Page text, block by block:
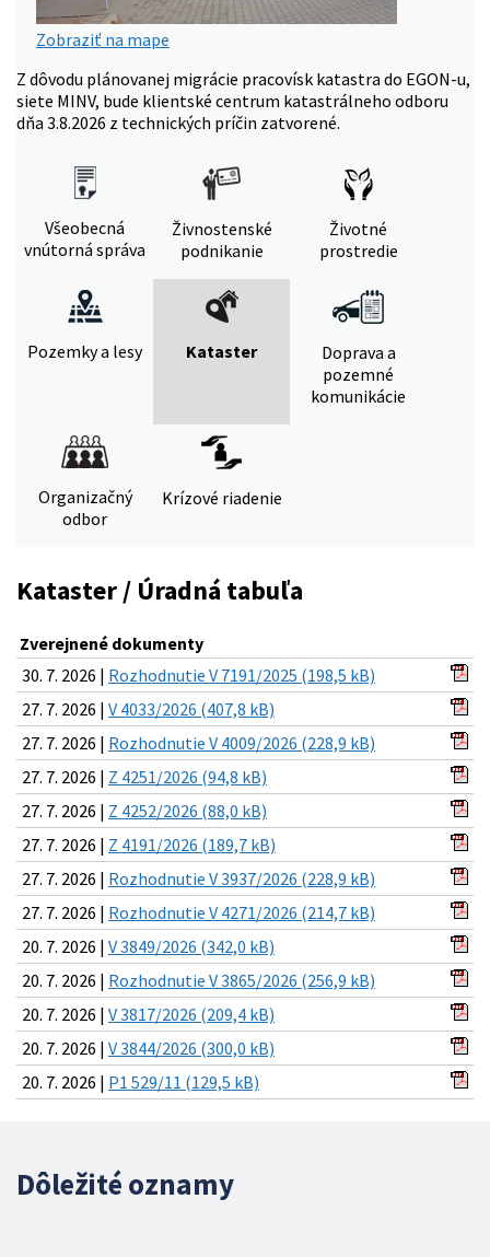
Zobraziť na mape
Z dôvodu plánovanej migrácie pracovísk katastra do EGON-u,
siete MINV, bude klientské centrum katastrálneho odboru
dňa 3.8.2026 z technických príčin zatvorené.
Všeobecná
vnútorná správa
Živnostenské
podnikanie
Životné
prostredie
Pozemky a lesy Kataster
Doprava a
pozemné
komunikácie
Organizačný
odbor
Krízové riadenie
Kataster / Úradná tabuľa
Zverejnené dokumenty
30. 7. 2026 | Rozhodnutie V 7191/2025 (198,5 kB)
27. 7. 2026 | V 4033/2026 (407,8 kB)
27. 7. 2026 | Rozhodnutie V 4009/2026 (228,9 kB)
27. 7. 2026 | Z 4251/2026 (94,8 kB)
27. 7. 2026 | Z 4252/2026 (88,0 kB)
27. 7. 2026 | Z 4191/2026 (189,7 kB)
27. 7. 2026 | Rozhodnutie V 3937/2026 (228,9 kB)
27. 7. 2026 | Rozhodnutie V 4271/2026 (214,7 kB)
20. 7. 2026 | V 3849/2026 (342,0 kB)
20. 7. 2026 | Rozhodnutie V 3865/2026 (256,9 kB)
20. 7. 2026 | V 3817/2026 (209,4 kB)
20. 7. 2026 | V 3844/2026 (300,0 kB)
20. 7. 2026 | P1 529/11 (129,5 kB)
Dôležité oznamy